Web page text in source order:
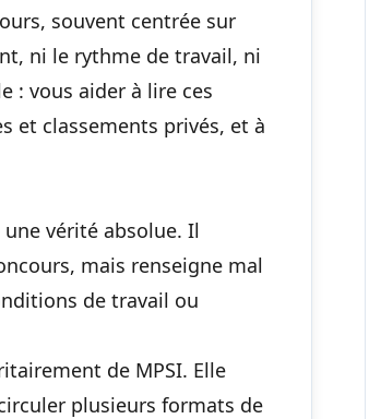
souvent centrée sur
ni le rythme de travail, ni
: vous aider à lire ces
et classements privés, et à
vérité absolue. Il
mais renseigne mal
de travail ou
de MPSI. Elle
plusieurs formats de